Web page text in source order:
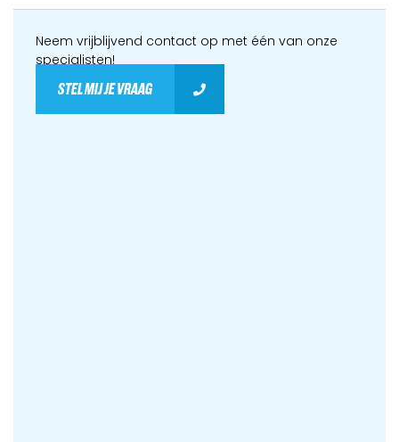
Neem vrijblijvend contact op met één van onze
specialisten!
STEL MIJ JE VRAAG